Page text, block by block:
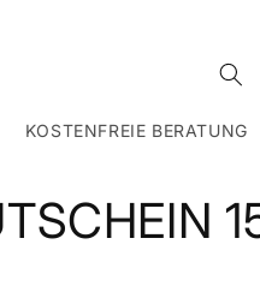
KOSTENFREIE BERATUNG